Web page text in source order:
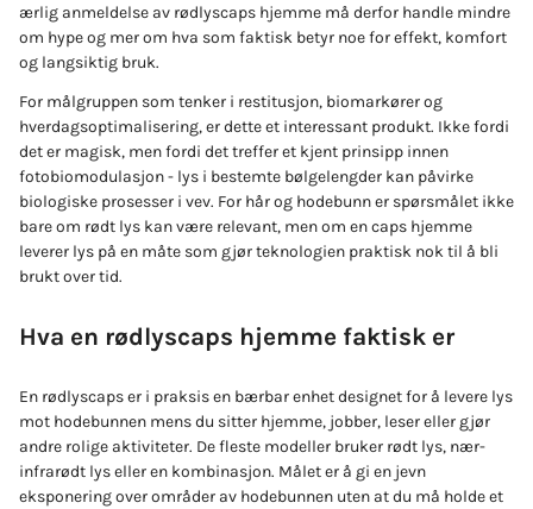
ærlig anmeldelse av rødlyscaps hjemme må derfor handle mindre
om hype og mer om hva som faktisk betyr noe for effekt, komfort
og langsiktig bruk.
For målgruppen som tenker i restitusjon, biomarkører og
hverdagsoptimalisering, er dette et interessant produkt. Ikke fordi
det er magisk, men fordi det treffer et kjent prinsipp innen
fotobiomodulasjon - lys i bestemte bølgelengder kan påvirke
biologiske prosesser i vev. For hår og hodebunn er spørsmålet ikke
bare om rødt lys kan være relevant, men om en caps hjemme
leverer lys på en måte som gjør teknologien praktisk nok til å bli
brukt over tid.
Hva en rødlyscaps hjemme faktisk er
En rødlyscaps er i praksis en bærbar enhet designet for å levere lys
mot hodebunnen mens du sitter hjemme, jobber, leser eller gjør
andre rolige aktiviteter. De fleste modeller bruker rødt lys, nær-
infrarødt lys eller en kombinasjon. Målet er å gi en jevn
eksponering over områder av hodebunnen uten at du må holde et